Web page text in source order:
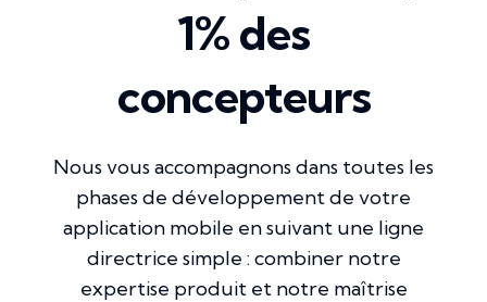
1% des
concepteurs
Nous vous accompagnons dans toutes les
phases de développement de votre
application mobile en suivant une ligne
directrice simple : combiner notre
expertise produit et notre maîtrise